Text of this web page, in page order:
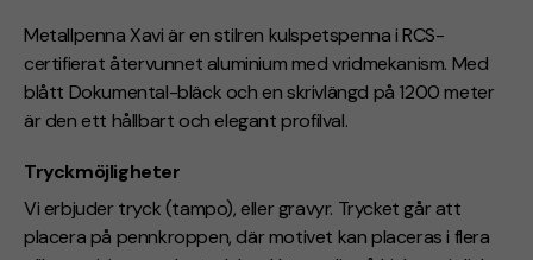
Metallpenna Xavi är en stilren kulspetspenna i RCS-
certifierat återvunnet aluminium med vridmekanism. Med
blått Dokumental-bläck och en skrivlängd på 1200 meter
är den ett hållbart och elegant profilval.
Tryckmöjligheter
Vi erbjuder tryck (tampo), eller gravyr. Trycket går att
placera på pennkroppen, där motivet kan placeras i flera